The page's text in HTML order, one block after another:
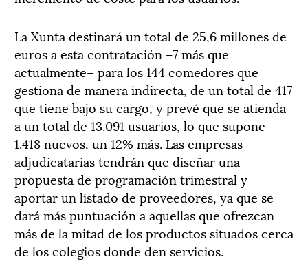
La Xunta destinará un total de 25,6 millones de
euros a esta contratación –7 más que
actualmente– para los 144 comedores que
gestiona de manera indirecta, de un total de 417
que tiene bajo su cargo, y prevé que se atienda
a un total de 13.091 usuarios, lo que supone
1.418 nuevos, un 12% más. Las empresas
adjudicatarias tendrán que diseñar una
propuesta de programación trimestral y
aportar un listado de proveedores, ya que se
dará más puntuación a aquellas que ofrezcan
más de la mitad de los productos situados cerca
de los colegios donde den servicios.